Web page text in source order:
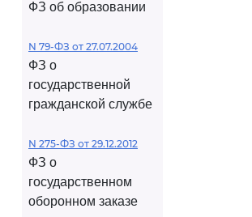
ФЗ об образовании
N 79-ФЗ от 27.07.2004
ФЗ о
государственной
гражданской службе
N 275-ФЗ от 29.12.2012
ФЗ о
государственном
оборонном заказе